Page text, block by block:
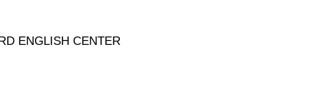
ENGLISH CENTER